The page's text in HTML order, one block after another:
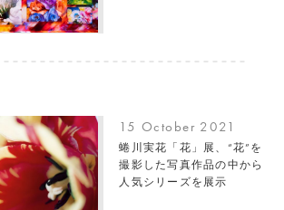
15 October 2021
蜷川実花「花」展、“花”を
撮影した写真作品の中から
⼈気シリーズを展⽰